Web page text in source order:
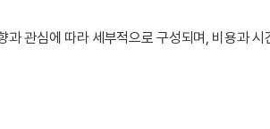
관심에 따라 세부적으로 구성되며, 비용과 시